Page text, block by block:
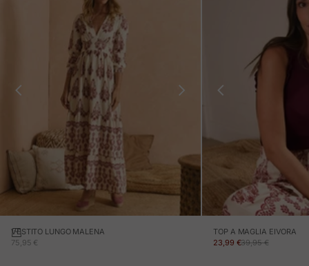
VESTITO LUNGO MALENA
PREZZO IN OFFERTA
75,95 €
TOP A MAGLIA EIVORA
PREZZO IN OFFERTA
23,99 €PREZZO NORMALE
39,95 €